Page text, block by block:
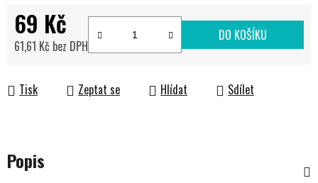
69 Kč
61,61 Kč bez DPH
DO KOŠÍKU
Tisk Zeptat se Hlídat Sdílet
Popis